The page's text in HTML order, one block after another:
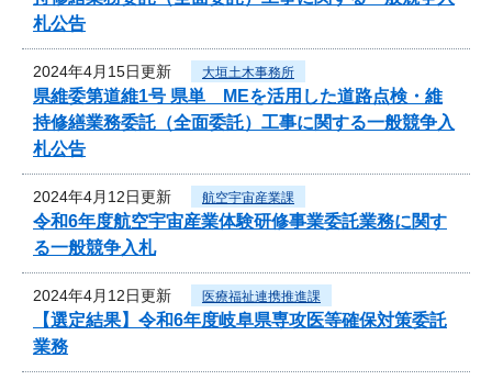
札公告
2024年4月15日更新 大垣土木事務所
県維委第道維1号 県単 MEを活用した道路点検・維
持修繕業務委託（全面委託）工事に関する一般競争入
札公告
2024年4月12日更新 航空宇宙産業課
令和6年度航空宇宙産業体験研修事業委託業務に関す
る一般競争入札
2024年4月12日更新 医療福祉連携推進課
【選定結果】令和6年度岐阜県専攻医等確保対策委託
業務